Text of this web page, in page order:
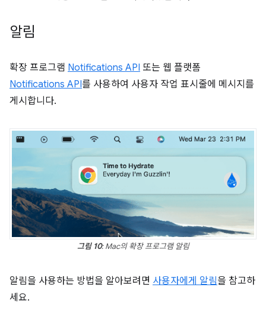
알림
확장 프로그램 Notifications API 또는 웹 플랫폼
Notifications API를 사용하여 사용자 작업 표시줄에 메시지를
게시합니다.
그림 10: Mac의 확장 프로그램 알림
알림을 사용하는 방법을 알아보려면 사용자에게 알림을 참고하
세요.